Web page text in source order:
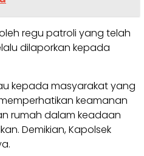
regu patroli yang telah
dilaporkan kepada
kepada masyarakat yang
keamanan
rumah dalam keadaan
Demikian, Kapolsek